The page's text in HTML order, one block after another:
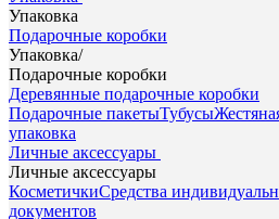
Упаковка
Подарочные коробки
Упаковка/
Подарочные коробки
Деревянные подарочные коробки
Подарочные пакетыТубусы
упаковка
Личные аксессуары
Личные аксессуары
КосметичкиСредства
документов